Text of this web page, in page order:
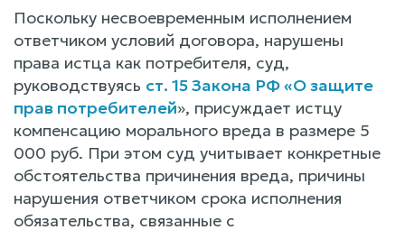
Поскольку несвоевременным исполнением
ответчиком условий договора, нарушены
права истца как потребителя, суд,
руководствуясь ст. 15 Закона РФ «О защите
прав потребителей», присуждает истцу
компенсацию морального вреда в размере 5
000 руб. При этом суд учитывает конкретные
обстоятельства причинения вреда, причины
нарушения ответчиком срока исполнения
обязательства, связанные с